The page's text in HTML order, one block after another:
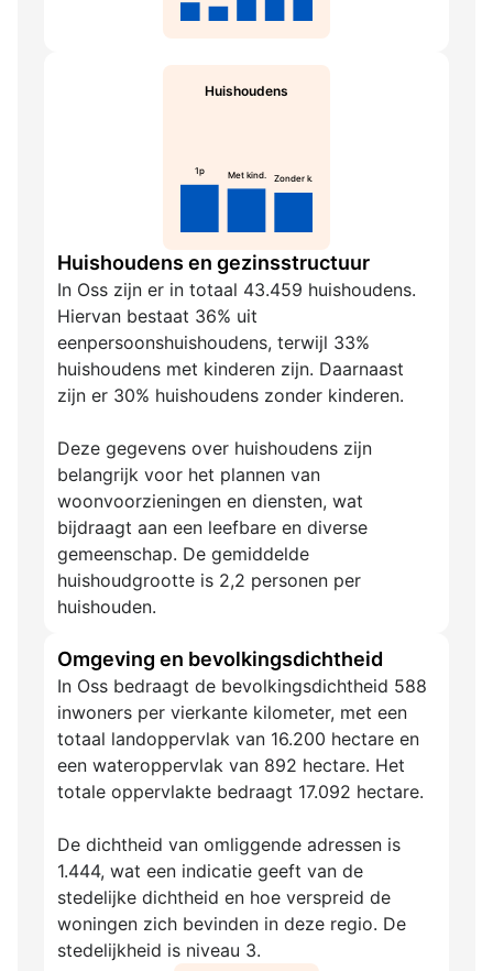
Huishoudens
1p Met kind. Zonder k.
Huishoudens en gezinsstructuur
In Oss zijn er in totaal 43.459 huishoudens.
Hiervan bestaat 36% uit
eenpersoonshuishoudens, terwijl 33%
huishoudens met kinderen zijn. Daarnaast
zijn er 30% huishoudens zonder kinderen.
Deze gegevens over huishoudens zijn
belangrijk voor het plannen van
woonvoorzieningen en diensten, wat
bijdraagt aan een leefbare en diverse
gemeenschap. De gemiddelde
huishoudgrootte is 2,2 personen per
huishouden.
Omgeving en bevolkingsdichtheid
In Oss bedraagt de bevolkingsdichtheid 588
inwoners per vierkante kilometer, met een
totaal landoppervlak van 16.200 hectare en
een wateroppervlak van 892 hectare. Het
totale oppervlakte bedraagt 17.092 hectare.
De dichtheid van omliggende adressen is
1.444, wat een indicatie geeft van de
stedelijke dichtheid en hoe verspreid de
woningen zich bevinden in deze regio. De
stedelijkheid is niveau 3.